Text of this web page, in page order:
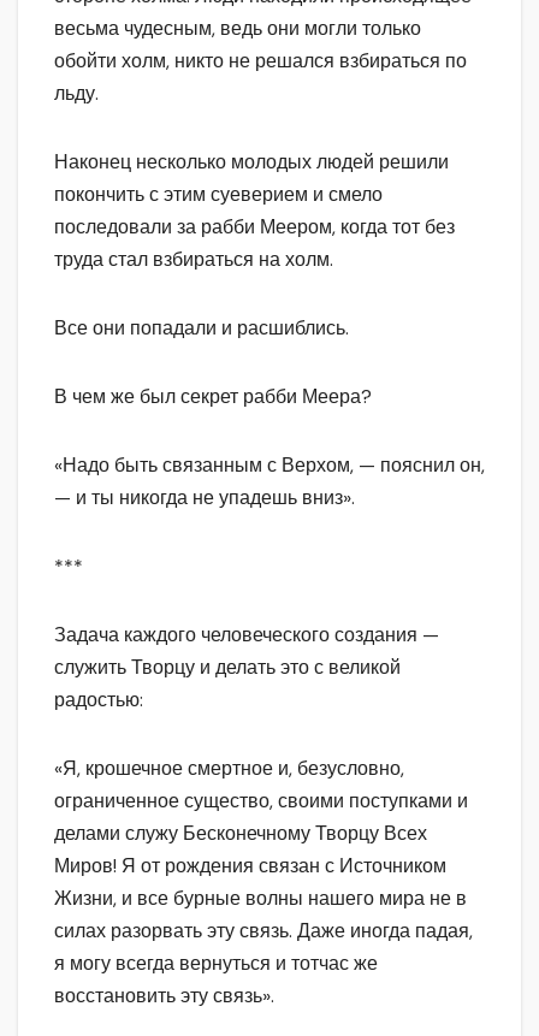
весьма чудесным, ведь они могли только
обойти холм, никто не решался взбираться по
льду.
Наконец несколько молодых людей решили
покончить с этим суеверием и смело
последовали за рабби Меером, когда тот без
труда стал взбираться на холм.
Все они попадали и расшиблись.
В чем же был секрет рабби Меера?
«Надо быть связанным с Верхом, — пояснил он,
— и ты никогда не упадешь вниз».
***
Задача каждого человеческого создания —
служить Творцу и делать это с великой
радостью:
«Я, крошечное смертное и, безусловно,
ограниченное существо, своими поступками и
делами служу Бесконечному Творцу Всех
Миров! Я от рождения связан с Источником
Жизни, и все бурные волны нашего мира не в
силах разорвать эту связь. Даже иногда падая,
я могу всегда вернуться и тотчас же
восстановить эту связь».